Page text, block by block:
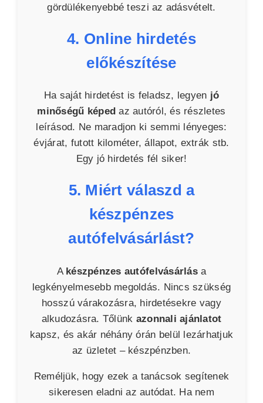
gördülékenyebbé teszi az adásvételt.
4. Online hirdetés
előkészítése
Ha saját hirdetést is feladsz, legyen jó
minőségű képed az autóról, és részletes
leírásod. Ne maradjon ki semmi lényeges:
évjárat, futott kilométer, állapot, extrák stb.
Egy jó hirdetés fél siker!
5. Miért válaszd a
készpénzes
autófelvásárlást?
A készpénzes autófelvásárlása
legkényelmesebb megoldás. Nincs szükség
hosszú várakozásra, hirdetésekre vagy
alkudozásra. Tőlünk azonnali ajánlatot
kapsz, és akár néhány órán belül lezárhatjuk
az üzletet – készpénzben.
Reméljük, hogy ezek a tanácsok segítenek
sikeresen eladni az autódat. Ha nem